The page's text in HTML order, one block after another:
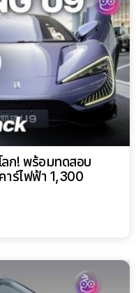
ลก! พร้อมทดสอบ
าร์ไฟฟ้า 1,300